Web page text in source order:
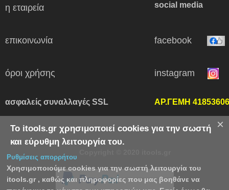
Το itools.gr χρησιμοποιεί cookies για την σωστή
και εύρυθμη λειτουργία του.
Ρυθμίσεις απορρήτου
Χρησιμοποιούμε cookies για την σωστή λειτουργία του
itools.gr , καθώς και πληροφορίες που μας βοηθάνε να
×
η εταιρεία social media
επικοινωνία facebook
όροι χρήσης instagram
ασφαλείς συναλλαγές SSL ΑΡ.ΓΕΜΗ
Copyright © 2020 itools.gr